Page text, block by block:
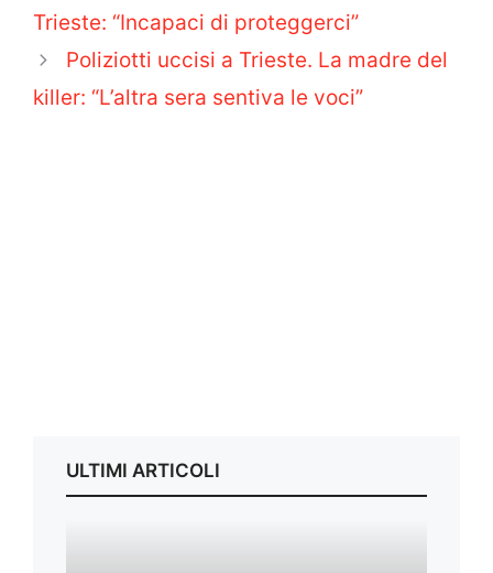
Trieste: “Incapaci di proteggerci”
Poliziotti uccisi a Trieste. La madre del
killer: “L’altra sera sentiva le voci”
ULTIMI ARTICOLI